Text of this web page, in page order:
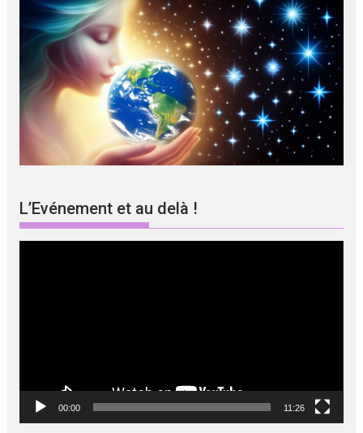
L’Evénement et au delà !
00:00 11:26